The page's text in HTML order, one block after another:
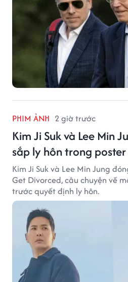
PHIM ẢNH 2 giờ trước
Kim Ji Suk và Lee Min
sắp ly hôn trong
Kim Ji Suk và Lee Min Jung
Get Divorced, câu chuyện về
trước quyết định ly hôn.